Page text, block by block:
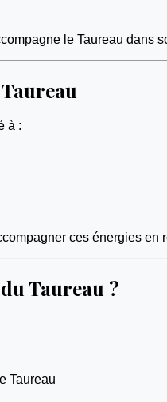
le Taureau dans
à :
ces énergies en
Taureau ?
Taureau